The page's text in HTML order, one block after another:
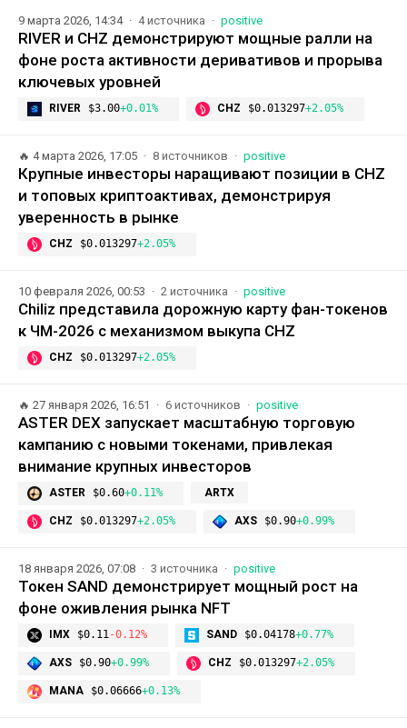
9 марта 2026, 14:34 4 источника positive
RIVER и CHZ демонстрируют мощные ралли на
фоне роста активности деривативов и прорыва
ключевых уровней
RIVER $3.00+0.01% CHZ $0.013297+2.05%
🔥 4 марта 2026, 17:05 8 источников positive
Крупные инвесторы наращивают позиции в CHZ
и топовых криптоактивах, демонстрируя
уверенность в рынке
CHZ $0.013297+2.05%
10 февраля 2026, 00:53 2 источника positive
Chiliz представила дорожную карту фан-токенов
к ЧМ-2026 с механизмом выкупа CHZ
CHZ $0.013297+2.05%
🔥 27 января 2026, 16:51 6 источников positive
ASTER DEX запускает масштабную торговую
кампанию с новыми токенами, привлекая
внимание крупных инвесторов
ASTER $0.60+0.11% ARTX
CHZ $0.013297+2.05% AXS $0.90+0.99%
18 января 2026, 07:08 3 источника positive
Токен SAND демонстрирует мощный рост на
фоне оживления рынка NFT
IMX $0.11 -0.12% SAND $0.04178+0.77%
AXS $0.90+0.99% CHZ $0.013297+2.05%
MANA $0.06666+0.13%